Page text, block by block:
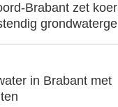
Brabant zet
in Brabant met